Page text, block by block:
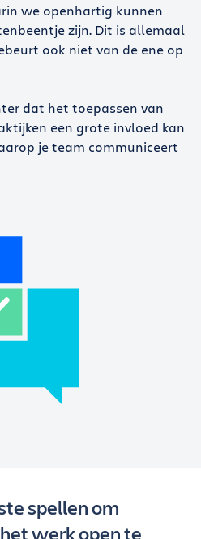
we openhartig kunnen
zijn. Dit is allemaal
ook niet van de ene op
dat het toepassen van
een grote invloed kan
je team communiceert
spellen om
werk open te